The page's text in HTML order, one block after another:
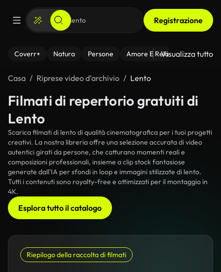
Registrazione
Coverr+ Natura Persone Amore E Relazioni Il
Visualizza tutto
Casa Riprese video d’archivio Lento
Filmati di repertorio gratuiti di
Lento
Scarica filmati di lento di qualità cinematografica per i tuoi progetti
creativi. La nostra libreria offre una selezione accurata di video
autentici girati da persone, che catturano momenti reali e
composizioni professionali, insieme a clip stock fantasiose
generate dall'IA per sfondi in loop e immagini stilizzate di lento.
Tutti i contenuti sono royalty-free e ottimizzati per il montaggio in
4K.
Esplora tutto il catalogo
Riepilogo della raccolta di filmati